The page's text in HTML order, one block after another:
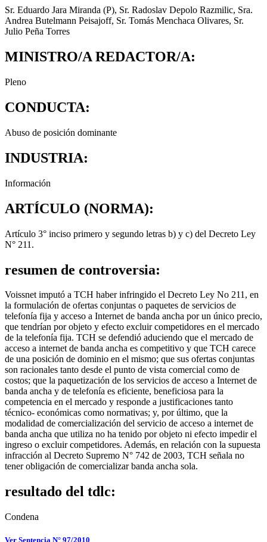
Sr. Eduardo Jara Miranda (P), Sr. Radoslav Depolo Razmilic, Sra.
Andrea Butelmann Peisajoff, Sr. Tomás Menchaca Olivares, Sr.
Julio Peña Torres
MINISTRO/A REDACTOR/A:
Pleno
CONDUCTA:
Abuso de posición dominante
INDUSTRIA:
Información
ARTÍCULO (NORMA):
Artículo 3° inciso primero y segundo letras b) y c) del Decreto Ley
N° 211.
resumen de controversia:
Voissnet imputó a TCH haber infringido el Decreto Ley No 211, en
la formulación de ofertas conjuntas o paquetes de servicios de
telefonía fija y acceso a Internet de banda ancha por un único precio,
que tendrían por objeto y efecto excluir competidores en el mercado
de la telefonía fija. TCH se defendió aduciendo que el mercado de
acceso a internet de banda ancha es competitivo y que TCH carece
de una posición de dominio en el mismo; que sus ofertas conjuntas
son racionales tanto desde el punto de vista comercial como de
costos; que la paquetización de los servicios de acceso a Internet de
banda ancha y de telefonía es eficiente, beneficiosa para la
competencia en el mercado y responde a justificaciones tanto
técnico- económicas como normativas; y, por último, que la
modalidad de comercialización del servicio de acceso a internet de
banda ancha que utiliza no ha tenido por objeto ni efecto impedir el
ingreso o excluir competidores. Además, en relación con la supuesta
infracción al Decreto Supremo N° 742 de 2003, TCH señala no
tener obligación de comercializar banda ancha sola.
resultado del tdlc:
Condena
Ver Sentencia N° 97/2010